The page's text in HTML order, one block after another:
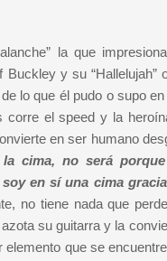
la que
Buckley y su
lo que él pudo o supo
corre el speed y la
en ser humano
cima, no será
en sí una cima
no tiene nada que
su guitarra y la
elemento que se